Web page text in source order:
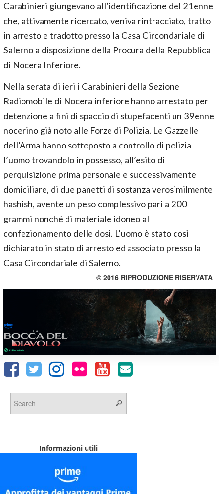
Carabinieri giungevano all’identificazione del 21enne
che, attivamente ricercato, veniva rintracciato, tratto
in arresto e tradotto presso la Casa Circondariale di
Salerno a disposizione della Procura della Repubblica
di Nocera Inferiore.
Nella serata di ieri i Carabinieri della Sezione
Radiomobile di Nocera inferiore hanno arrestato per
detenzione a fini di spaccio di stupefacenti un 39enne
nocerino già noto alle Forze di Polizia. Le Gazzelle
dell’Arma hanno sottoposto a controllo di polizia
l’uomo trovandolo in possesso, all’esito di
perquisizione prima personale e successivamente
domiciliare, di due panetti di sostanza verosimilmente
hashish, avente un peso complessivo pari a 200
grammi nonché di materiale idoneo al
confezionamento delle dosi. L’uomo è stato così
dichiarato in stato di arresto ed associato presso la
Casa Circondariale di Salerno.
© 2016 RIPRODUZIONE RISERVATA
Informazioni utili